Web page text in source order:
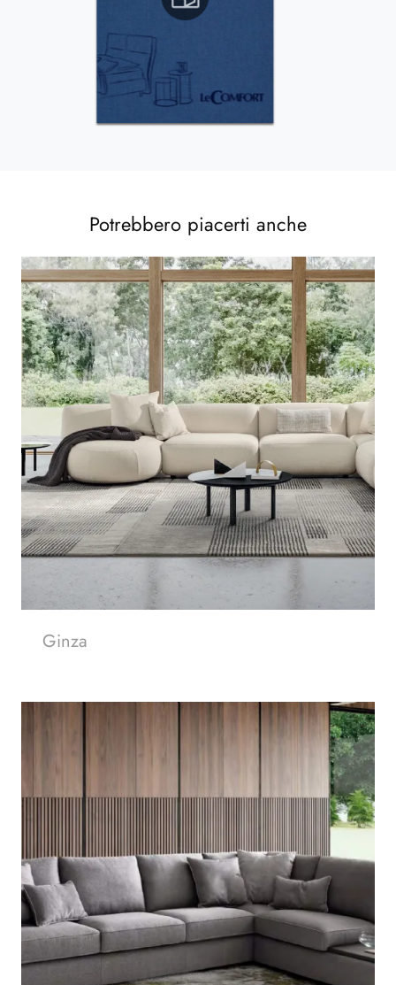
Potrebbero piacerti anche
Ginza